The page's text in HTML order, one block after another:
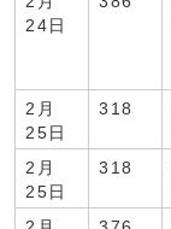
24日
2月
25日
318
2月
25日
318